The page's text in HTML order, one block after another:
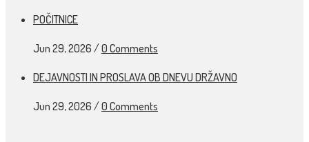
POČITNICE
Jun 29, 2026 /0 Comments
DEJAVNOSTI IN PROSLAVA OB DNEVU DRŽAVNO
Jun 29, 2026 /0 Comments